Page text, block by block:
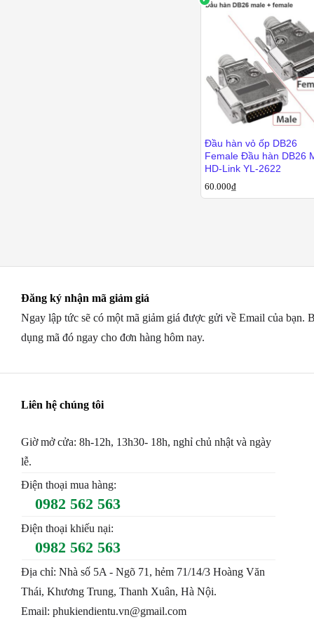
Giá cả cạnh tranh, giao
Hàng chính hãng, giá đã
Mua Đầu Giắc
Phụ Kiện Điện Tử Việt
📍 Địa chỉ: Số 5A ngõ 71/
📞 Hotline: 0982 562 563
180.000
Đầu hàn vỏ ốp DB26
Female Đầu hàn DB26 Male
HD-Link YL-2622
60.000₫
Đăng ký nhận mã giảm giá
Ngay lập tức sẽ có một mã giảm giá được gửi về Email của bạn.
dụng mã đó ngay cho đơn hàng hôm nay.
Liên hệ chúng tôi
Giờ mở cửa: 8h-12h, 13h30- 18h, nghỉ chủ nhật và ngày
lễ.
Điện thoại mua hàng:
0982 562 563
Điện thoại khiếu nại:
0982 562 563
Địa chỉ: Nhà số 5A - Ngõ 71, hẻm 71/14/3 Hoàng Văn
Thái, Khương Trung, Thanh Xuân, Hà Nội.
Email: phukiendientu.vn@gmail.com